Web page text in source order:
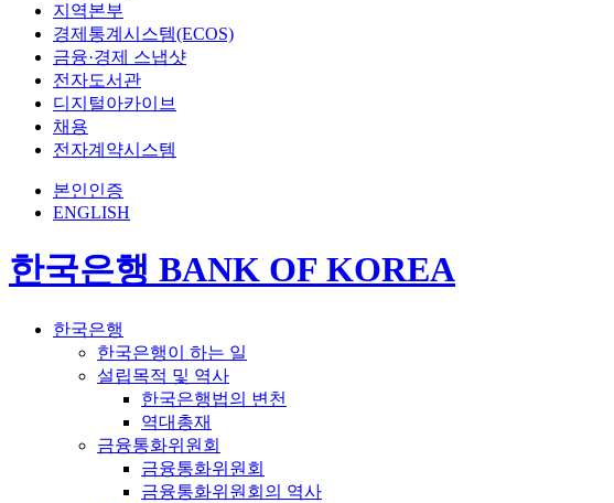
지역본부
경제통계시스템(ECOS)
금융·경제 스냅샷
전자도서관
디지털아카이브
채용
전자계약시스템
본인인증
ENGLISH
한국은행 BANK OF KOREA
한국은행
한국은행이 하는 일
설립목적 및 역사
한국은행법의 변천
역대총재
금융통화위원회
금융통화위원회
금융통화위원회의 역사